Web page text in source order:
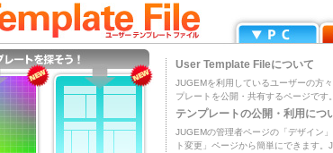
User Template Fileについて
JUGEMを利用しているユーザーの方
プレートを公開・共有するページです。
テンプレートの公開・利用につ
JUGEMの管理者ページの「デザイン
ト変更」ページから簡単にできます。